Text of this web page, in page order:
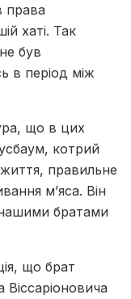
права
хаті. Так
був
в період між
що в цих
котрий
правильне
м’яса. Він
братами
що брат